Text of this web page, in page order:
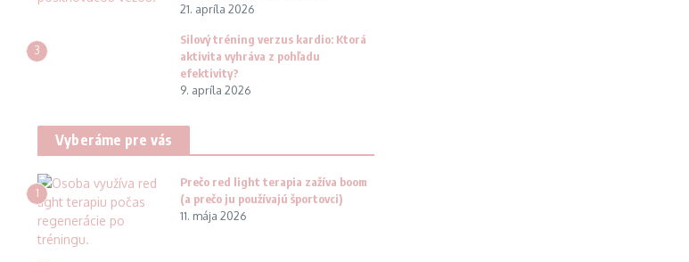
21. apríla 2026
3
Silový tréning verzus kardio: Ktorá
aktivita vyhráva z pohľadu
efektivity?
9. apríla 2026
Vyberáme pre vás
1
Prečo red light terapia zažíva boom
(a prečo ju používajú športovci)
11. mája 2026